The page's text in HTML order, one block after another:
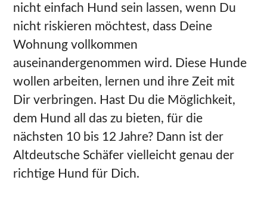
nicht einfach Hund sein lassen, wenn Du
nicht riskieren möchtest, dass Deine
Wohnung vollkommen
auseinandergenommen wird. Diese Hunde
wollen arbeiten, lernen und ihre Zeit mit
Dir verbringen. Hast Du die Möglichkeit,
dem Hund all das zu bieten, für die
nächsten 10 bis 12 Jahre? Dann ist der
Altdeutsche Schäfer vielleicht genau der
richtige Hund für Dich.